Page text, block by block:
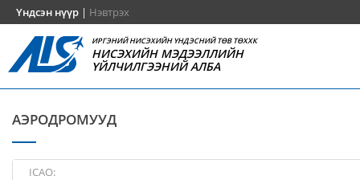
Үндсэн нүүр | Нэвтрэх
ИРГЭНИЙ НИСЭХИЙН ҮНДЭСНИЙ ТӨВ ТӨХХК
НИСЭХИЙН МЭДЭЭЛЛИЙН
ҮЙЛЧИЛГЭЭНИЙ АЛБА
АЭРОДРОМУУД
ICAO: